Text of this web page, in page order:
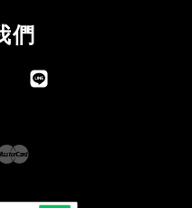
們
Instagram